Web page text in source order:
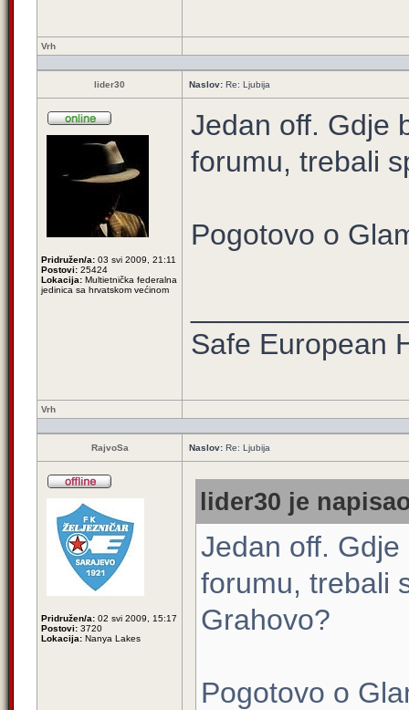
Vrh
lider30 Naslov: Re: Ljubija
Pridružen/a: 03 svi 2009, 21:11
Postovi: 25424
Lokacija: Multietnička federalna
jedinica sa hrvatskom većinom
Jedan off. Gdje
forumu, trebali
Pogotovo o
Safe European
Vrh
RajvoSa Naslov: Re: Ljubija
Pridružen/a: 02 svi 2009, 15:17
Postovi: 3720
Lokacija: Nanya Lakes
lider30 je
Jedan off.
forumu, trebali
Grahovo?
Pogotovo o